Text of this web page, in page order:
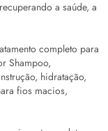
a saúde, a
completo para
Shampoo,
hidratação,
fios macios,